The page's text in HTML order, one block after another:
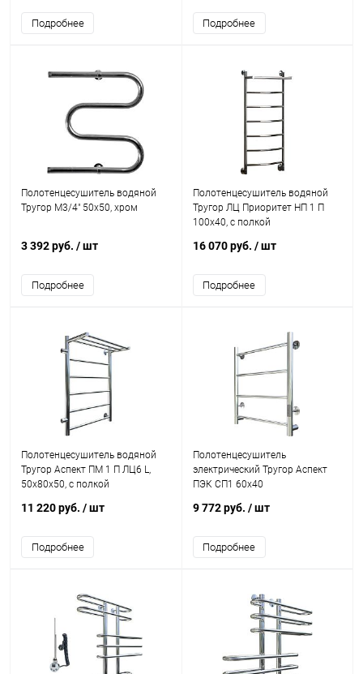
Подробнее Подробнее
Полотенцесушитель водяной
Тругор М3/4" 50x50, хром
3 392 руб. / шт
Подробнее
Полотенцесушитель водяной
Тругор ЛЦ Приоритет НП 1 П
100x40, с полкой
16 070 руб. / шт
Подробнее
Полотенцесушитель водяной
Тругор Аспект ПМ 1 П ЛЦ6 L,
50x80x50, с полкой
11 220 руб. / шт
Подробнее
Полотенцесушитель
электрический Тругор Аспект
ПЭК СП1 60x40
9 772 руб. / шт
Подробнее